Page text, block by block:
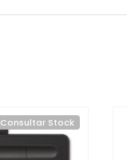
Consultar Stock